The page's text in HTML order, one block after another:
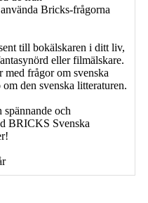
Bricks-frågorna
till bokälskaren i ditt liv,
eller filmälskare.
frågor om svenska
den svenska litteraturen.
och
BRICKS Svenska